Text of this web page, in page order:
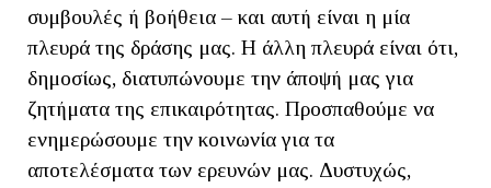
συμβουλές ή βοήθεια – και αυτή είναι η μία
πλευρά της δράσης μας. Η άλλη πλευρά είναι ότι,
δημοσίως, διατυπώνουμε την άποψή μας για
ζητήματα της επικαιρότητας. Προσπαθούμε να
ενημερώσουμε την κοινωνία για τα
αποτελέσματα των ερευνών μας. Δυστυχώς,